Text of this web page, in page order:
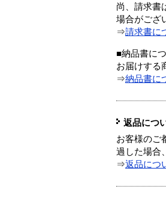
尚、請求書
場合がござ
⇒請求書に
■納品書に
お届けする
⇒納品書に
返品につ
お客様のご
過した場合
⇒返品につ